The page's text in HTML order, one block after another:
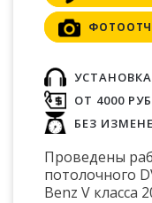
ОТ 4000
БЕЗ
Проведены
потолочного
Benz V класса